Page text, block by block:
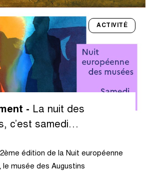
ACTIVITÉ
- La nuit des
c’est samedi…
édition de la Nuit européenne
le musée des Augustins